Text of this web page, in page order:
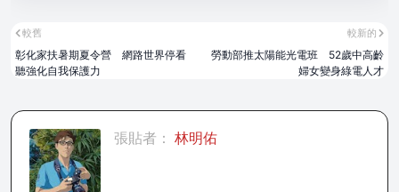
較新的
勞動部推太陽能光電班 52歲中高齡
婦女變身綠電人才
較舊
彰化家扶暑期夏令營 網路世界停看
聽強化自我保護力
張貼者： 林明佑